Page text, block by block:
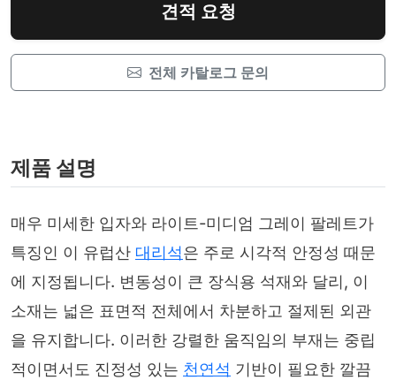
견적 요청
전체 카탈로그 문의
제품 설명
매우 미세한 입자와 라이트-미디엄 그레이 팔레트가
특징인 이 유럽산 대리석은 주로 시각적 안정성 때문
에 지정됩니다. 변동성이 큰 장식용 석재와 달리, 이
소재는 넓은 표면적 전체에서 차분하고 절제된 외관
을 유지합니다. 이러한 강렬한 움직임의 부재는 중립
적이면서도 진정성 있는 천연석 기반이 필요한 깔끔